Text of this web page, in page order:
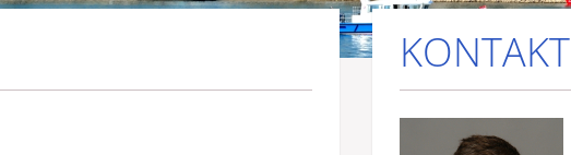
KONTAKT